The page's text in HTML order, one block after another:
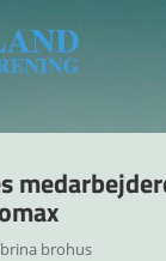
brohus